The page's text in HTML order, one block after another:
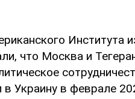
Института
что Москва и
Украину в феврале